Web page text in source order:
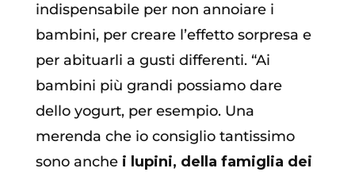
indispensabile per non annoiare i
bambini, per creare l’effetto sorpresa e
per abituarli a gusti differenti. “Ai
bambini più grandi possiamo dare
dello yogurt, per esempio. Una
merenda che io consiglio tantissimo
sono anchei lupini, della famiglia dei